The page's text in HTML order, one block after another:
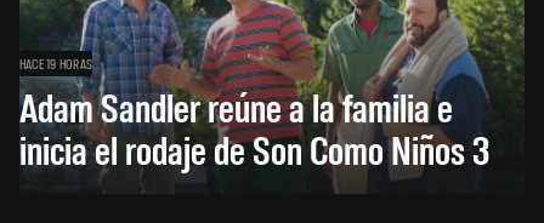
HACE 19 HORAS
Adam Sandler reúne a la familia e
inicia el rodaje de Son Como Niños 3